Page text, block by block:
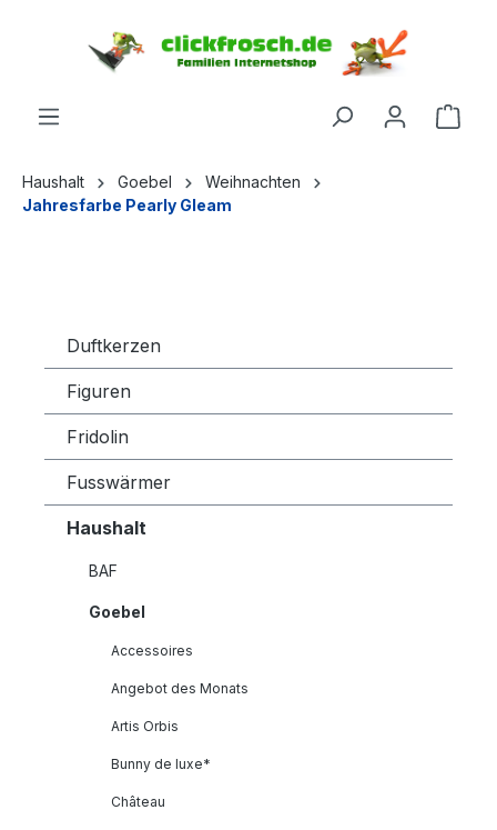
Haushalt Goebel
Weihnachten
Jahresfarbe Pearly Gleam
Duftkerzen
Figuren
Fridolin
Fusswärmer
Haushalt
BAF
Goebel
Accessoires
Angebot des Monats
Artis Orbis
Bunny de luxe*
Château